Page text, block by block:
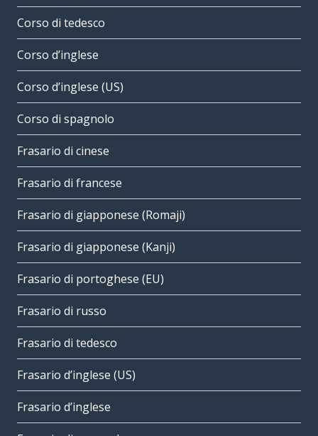
Corso di tedesco
Corso d’inglese
Corso d’inglese (US)
Corso di spagnolo
Frasario di cinese
Frasario di francese
Frasario di giapponese (Romaji)
Frasario di giapponese (Kanji)
Frasario di portoghese (EU)
Frasario di russo
Frasario di tedesco
Frasario d’inglese (US)
Frasario d’inglese